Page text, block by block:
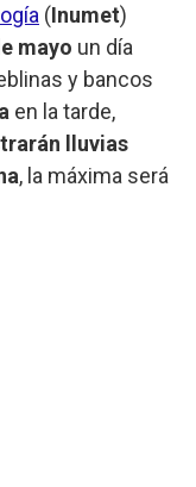
(Inumet)
mayo un día
y bancos
en la tarde,
lluvias
, la máxima será